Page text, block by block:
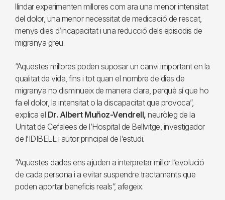
llindar experimenten millores com ara una menor intensitat
del dolor, una menor necessitat de medicació de rescat,
menys dies d’incapacitat i una reducció dels episodis de
migranya greu.
“Aquestes millores poden suposar un canvi important en la
qualitat de vida, fins i tot quan el nombre de dies de
migranya no disminueix de manera clara, perquè sí que ho
fa el dolor, la intensitat o la discapacitat que provoca”,
explica el Dr. Albert Muñoz-Vendrell, neuròleg de la
Unitat de Cefalees de l’Hospital de Bellvitge, investigador
de l’IDIBELL i autor principal de l’estudi.
“Aquestes dades ens ajuden a interpretar millor l’evolució
de cada persona i a evitar suspendre tractaments que
poden aportar beneficis reals”, afegeix.